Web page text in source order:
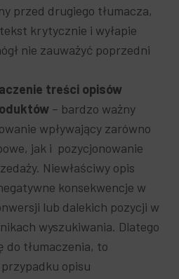
przed drugiego tłumacza,
krytycznie i wyłapie
nie zauważyć poprzedni
treści opisów
– bardzo ważny
wpływający zarówno
jak i pozycjonowanie
Niewłaściwy opis
konsekwencje w
lub dalekich pozycji w
wyszukiwania. Dlatego
do tłumaczenia, to
opisu